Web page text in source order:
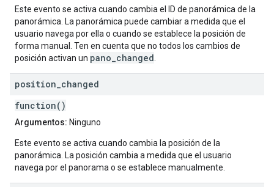
Este evento se activa cuando cambia el ID de panorámica de la
panorámica. La panorámica puede cambiar a medida que el
usuario navega por ella o cuando se establece la posición de
forma manual. Ten en cuenta que no todos los cambios de
posición activan un pano_changed
position changed
function()
Argumentos: Ninguno
Este evento se activa cuando cambia la posición de la
panorámica. La posición cambia a medida que el usuario
navega por el panorama o se establece manualmente.